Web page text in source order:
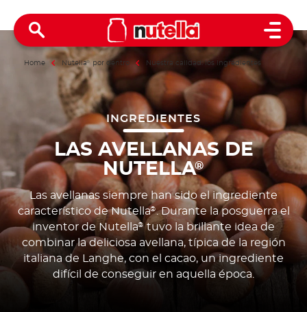
Open
Home Nutella® por dentro Nuestra calidad: los ingredientes
INGREDIENTES
LAS AVELLANAS DE
NUTELLA®
Las avellanas siempre han sido el ingrediente
característico de Nutella®. Durante la posguerra el
inventor de Nutella®tuvo la brillante idea de
combinar la deliciosa avellana, típica de la región
italiana de Langhe, con el cacao, un ingrediente
difícil de conseguir en aquella época.